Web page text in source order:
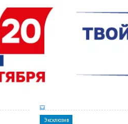
Эксклюзив